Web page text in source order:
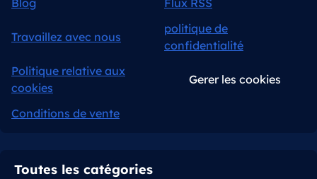
Travaillez avec nous
politique de
confidentialité
Politique relative aux
cookies
Gerer les cookies
Conditions de vente
Toutes les catégories